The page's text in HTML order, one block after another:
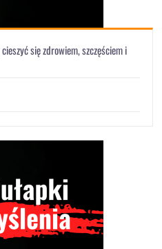
się zdrowiem, szczęściem i